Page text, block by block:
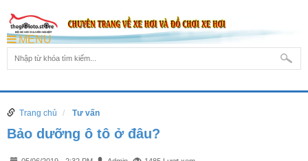
MENU
Trang chủ Tư vấn
Bảo dưỡng ô tô ở đâu?